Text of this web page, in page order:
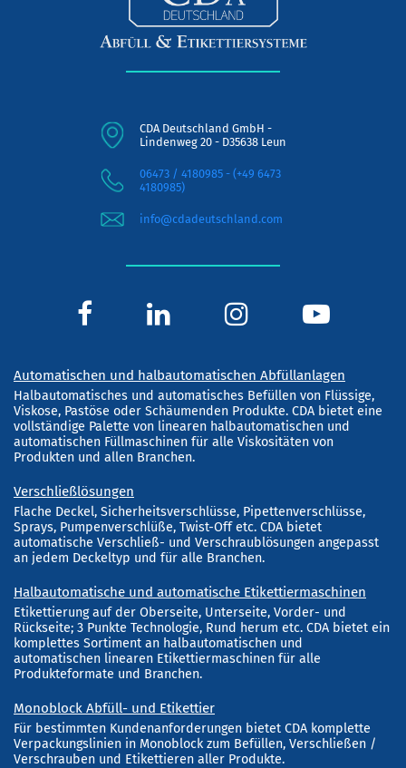
CDA Deutschland GmbH -
Lindenweg 20 - D35638 Leun
06473 / 4180985 - (+49 6473
4180985)
info@cdadeutschland.com
Automatischen und halbautomatischen Abfüllanlagen
Halbautomatisches und automatisches Befüllen von Flüssige,
Viskose, Pastöse oder Schäumenden Produkte. CDA bietet eine
vollständige Palette von linearen halbautomatischen und
automatischen Füllmaschinen für alle Viskositäten von
Produkten und allen Branchen.
Verschließlösungen
Flache Deckel, Sicherheitsverschlüsse, Pipettenverschlüsse,
Sprays, Pumpenverschlüße, Twist-Off etc. CDA bietet
automatische Verschließ- und Verschraublösungen angepasst
an jedem Deckeltyp und für alle Branchen.
Halbautomatische und automatische Etikettiermaschinen
Etikettierung auf der Oberseite, Unterseite, Vorder- und
Rückseite; 3 Punkte Technologie, Rund herum etc. CDA bietet ein
komplettes Sortiment an halbautomatischen und
automatischen linearen Etikettiermaschinen für alle
Produkteformate und Branchen.
Monoblock Abfüll- und Etikettier
Für bestimmten Kundenanforderungen bietet CDA komplette
Verpackungslinien in Monoblock zum Befüllen, Verschließen /
Verschrauben und Etikettieren aller Produkte.